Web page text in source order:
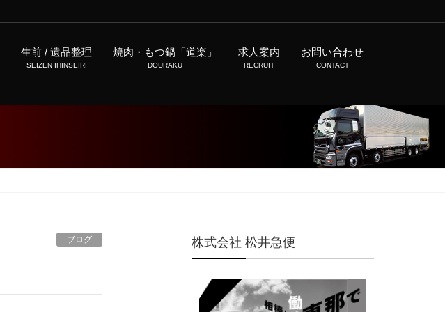
生前 / 遺品整理
SEIZEN IHINSEIRI
焼肉・もつ鍋「道楽」
DOURAKU
求人案内
RECRUIT
お問い合わせ
CONTACT
ブログ 株式会社 松井急便